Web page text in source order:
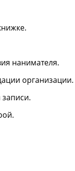
нанимателя.
организации.